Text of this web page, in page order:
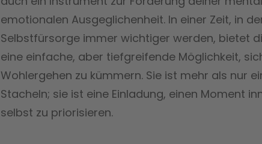
emotionalen Ausgeglichenheit. In einer Zeit, in
Selbstfürsorge immer wichtiger werden, bietet
eine einfache, aber tiefgreifende Möglichkeit,
Wohlergehen zu kümmern. Sie ist mehr als nur
Stacheln; sie ist eine Einladung, einen Moment
selbst zu priorisieren.